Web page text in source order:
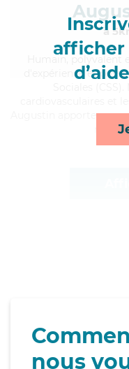
afficher
à
, polyvalent
d'expérience et
Augustin apporte ses
nous